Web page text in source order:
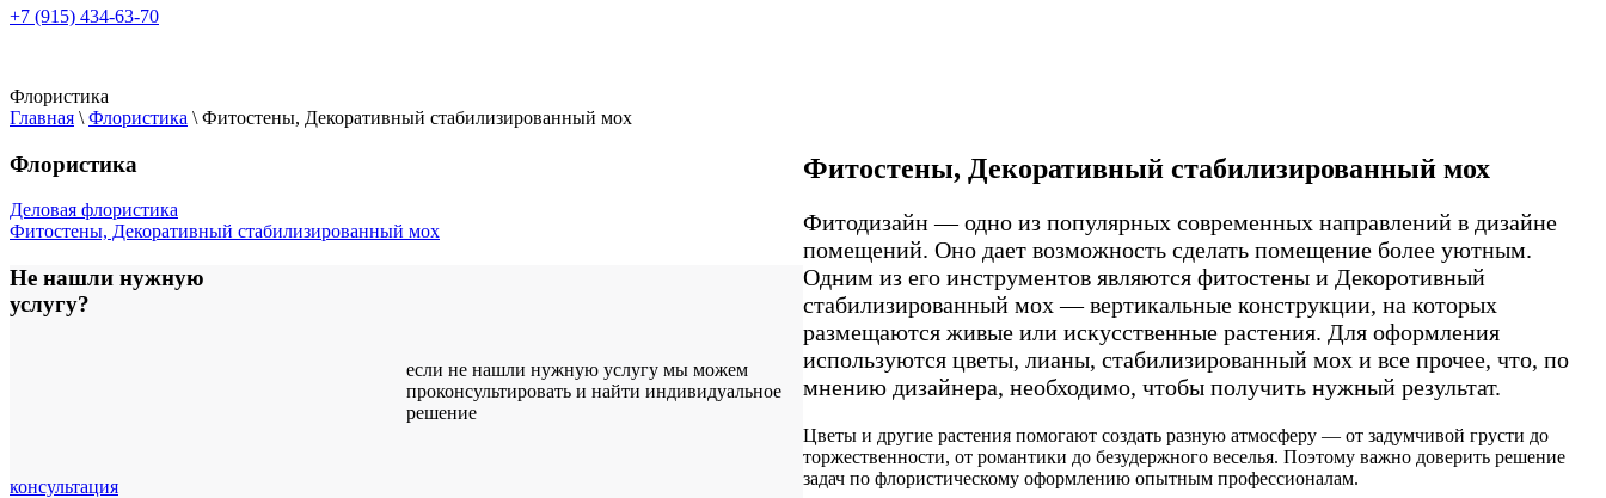
+7 (915) 434-63-70
Флористика
Главная \ Флористика \ Фитостены, Декоративный стабилизированный мох
Флористика
Деловая флористика
Фитостены, Декоративный стабилизированный мох
Не нашли нужную
услугу?
если не нашли нужную услугу мы можем
проконсультировать и найти индивидуальное
решение
консультация
Фитостены, Декоративный стабилизированный мох
Фитодизайн — одно из популярных современных направлений в дизайне
помещений. Оно дает возможность сделать помещение более уютным.
Одним из его инструментов являются фитостены и Декоротивный
стабилизированный мох — вертикальные конструкции, на которых
размещаются живые или искусственные растения. Для оформления
используются цветы, лианы, стабилизированный мох и все прочее, что, по
мнению дизайнера, необходимо, чтобы получить нужный результат.
Цветы и другие растения помогают создать разную атмосферу — от задумчивой грусти до
торжественности, от романтики до безудержного веселья. Поэтому важно доверить решение
задач по флористическому оформлению опытным профессионалам.